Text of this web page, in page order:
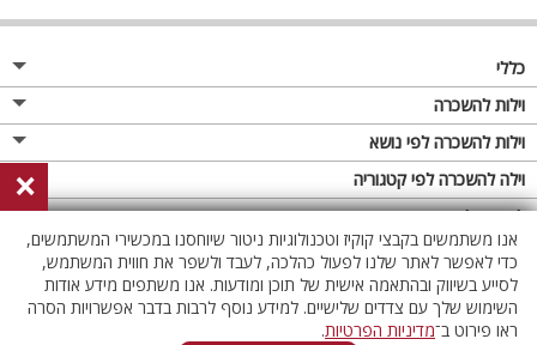
כללי
מגזין
פרסום באתר
תקנון
מדיניות פרטיות
וילות להשכרה
וילות בצפון
וילות במרכז
וילות בדרום
וילות באילת
וילות בשרון
וילות באזור החרמון
וילות להשכרה לפי נושא
וילה לזוגות
וילות למשפחות
וילות לציבור הדתי
אירוח דרוזי
וילות למסיבות
וילה להשכרה לפי קטגוריה
וילות עם בריכה
וילה עם בריכה מחוממת
וילה עם בריכה מחוממת מקורה
וילות עם סאונה
לופטים להשכרה
לופט
לופטים בצפון
לופטים בדרום
×
אנו משתמשים בקבצי קוקיז וטכנולוגיות ניטור שיוחסנו במכשירי המשתמשים,
כדי לאפשר לאתר שלנו לפעול כהלכה, לעבד ולשפר את חווית המשתמש,
לסייע בשיווק ובהתאמה אישית של תוכן ומודעות. אנו משתפים מידע אודות
השימוש שלך עם צדדים שלישיים. למידע נוסף לרבות בדבר אפשרויות הסרה
ראו פירוט ב־מדיניות הפרטיות.